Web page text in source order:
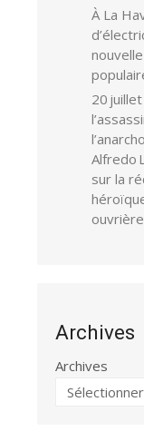
À La
20
Alfredo
sur la
Archives
Archives